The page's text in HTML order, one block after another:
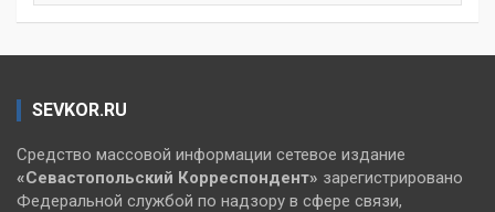
SEVKOR.RU
Средство массовой информации сетевое издание
«Севастопольский Корреспондент» зарегистрировано
Федеральной службой по надзору в сфере связи,